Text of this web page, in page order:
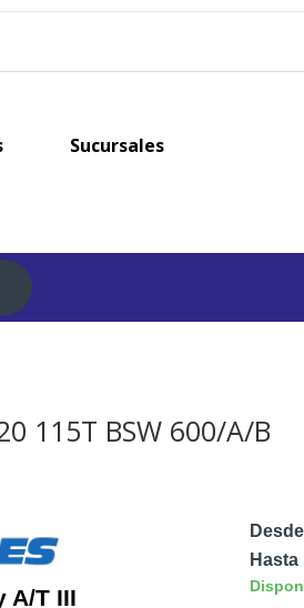
Sucursales
115T BSW 600/A/B
A/T III
Desde
Hasta